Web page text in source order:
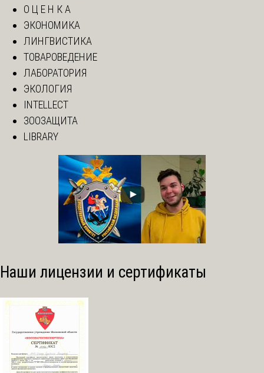
О Ц Е Н К А
ЭКОНОМИКА
ЛИНГВИСТИКА
ТОВАРОВЕДЕНИЕ
ЛАБОРАТОРИЯ
ЭКОЛОГИЯ
INTELLECT
ЗООЗАЩИТА
LIBRARY
Наши лицензии и сертификаты